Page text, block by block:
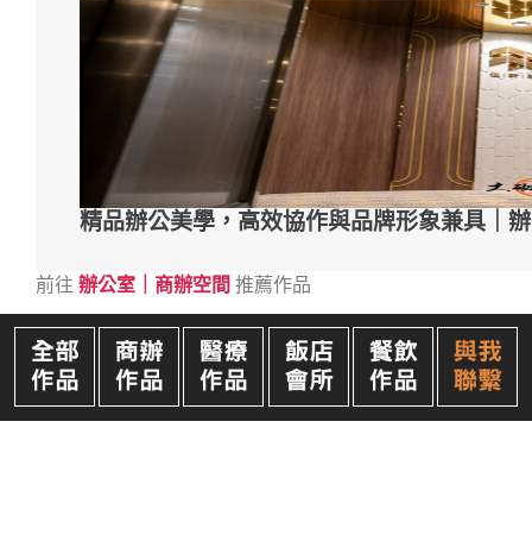
精品辦公美學，高效協作與品牌形象兼具｜
前往 辦公室｜商辦空間 推薦作品